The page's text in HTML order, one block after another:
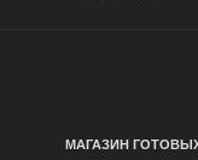
МАГАЗИН ГОТОВЫХ